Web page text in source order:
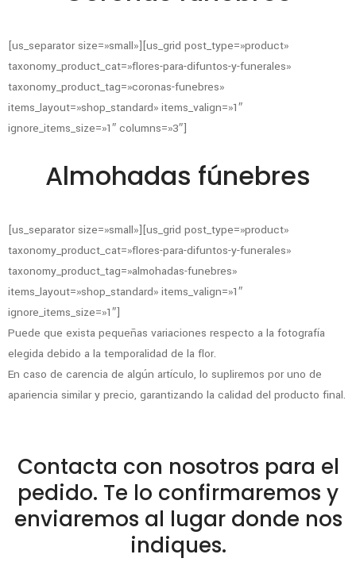
[us_separator size=»small»][us_grid post_type=»product»
taxonomy_product_cat=»flores-para-difuntos-y-funerales»
taxonomy_product_tag=»coronas-funebres»
items_layout=»shop_standard» items_valign=»1″
ignore_items_size=»1″ columns=»3″]
Almohadas fúnebres
[us_separator size=»small»][us_grid post_type=»product»
taxonomy_product_cat=»flores-para-difuntos-y-funerales»
taxonomy_product_tag=»almohadas-funebres»
items_layout=»shop_standard» items_valign=»1″
ignore_items_size=»1″]
Puede que exista pequeñas variaciones respecto a la fotografía
elegida debido a la temporalidad de la flor.
En caso de carencia de algún artículo, lo supliremos por uno de
apariencia similar y precio, garantizando la calidad del producto final.
Contacta con nosotros para el
pedido. Te lo confirmaremos y
enviaremos al lugar donde nos
indiques.